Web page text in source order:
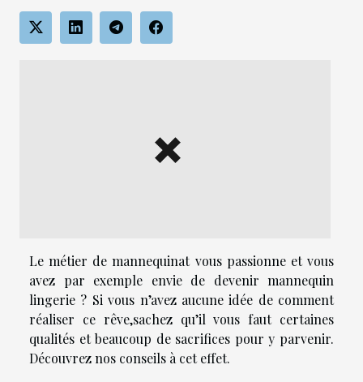
Le métier de mannequinat vous passionne et vous
avez par exemple envie de devenir mannequin
lingerie ? Si vous n’avez aucune idée de comment
réaliser ce rêve,sachez qu’il vous faut certaines
qualités et beaucoup de sacrifices pour y parvenir.
Découvrez nos conseils à cet effet.